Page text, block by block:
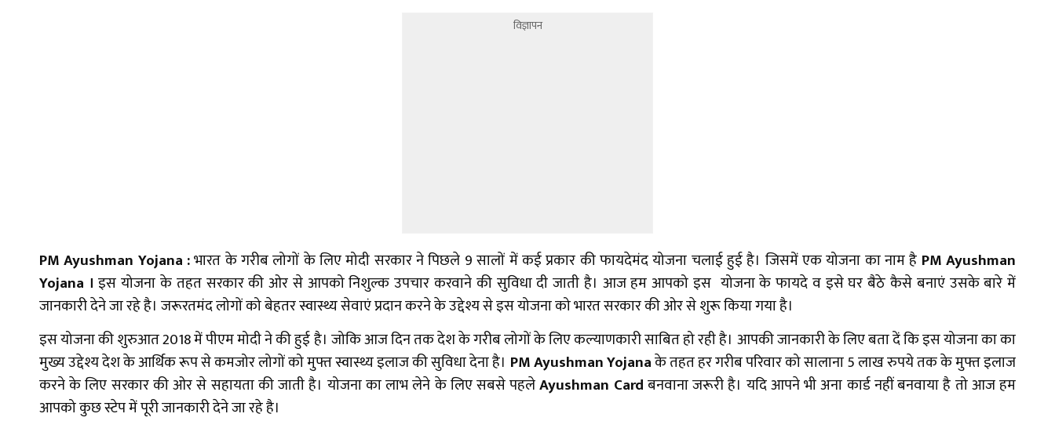
विज्ञापन
PM Ayushman Yojana :भारत के गरीब लोगों के लिए मोदी सरकार ने पिछले 9 सालों में कई प्रकार की फायदेमंद योजना चलाई हुई है। जिसमें एक योजना का नाम है PM Ayushman
Yojana ।इस योजना के तहत सरकार की ओर से आपको निशुल्क उपचार करवाने की सुविधा दी जाती है। आज हम आपको इस योजना के फायदे व इसे घर बैठे कैसे बनाएं उसके बारे में
जानकारी देने जा रहे है। जरूरतमंद लोगों को बेहतर स्वास्थ्य सेवाएं प्रदान करने के उद्देश्य से इस योजना को भारत सरकार की ओर से शुरू किया गया है।
इस योजना की शुरुआत 2018 में पीएम मोदी ने की हुई है। जोकि आज दिन तक देश के गरीब लोगों के लिए कल्याणकारी साबित हो रही है। आपकी जानकारी के लिए बता दें कि इस योजना का का
मुख्य उद्देश्य देश के आर्थिक रूप से कमजोर लोगों को मुफ्त स्वास्थ्य इलाज की सुविधा देना है। PM Ayushman Yojanaके तहत हर गरीब परिवार को सालाना 5 लाख रुपये तक के मुफ्त इलाज
करने के लिए सरकार की ओर से सहायता की जाती है। योजना का लाभ लेने के लिए सबसे पहलेAyushman Cardबनवाना जरूरी है। यदि आपने भी अना कार्ड नहीं बनवाया है तो आज हम
आपको कुछ स्टेप में पूरी जानकारी देने जा रहे है।